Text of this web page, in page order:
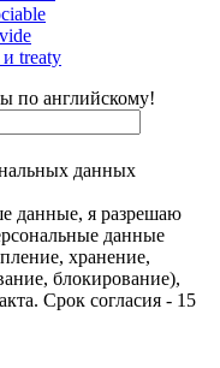
treaty
по английскому!
данных
данные, я разрешаю
данные
хранение,
блокирование),
Срок согласия - 15